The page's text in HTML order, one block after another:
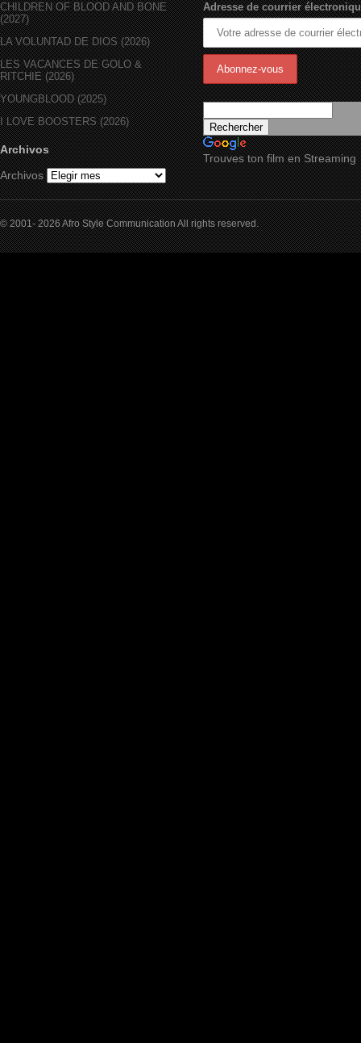
CHILDREN OF BLOOD AND BONE
(2027)
LA VOLUNTAD DE DIOS (2026)
LES VACANCES DE GOLO &
RITCHIE (2026)
YOUNGBLOOD (2025)
I LOVE BOOSTERS (2026)
Archivos
Archivos
Adresse de courrier
Trouves ton film en Streaming
© 2001- 2026 Afro Style Communication All rights reserved.